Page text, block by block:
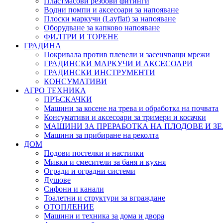
Водни помпи и аксесоари за напояване
Плоски маркучи (Layflat) за напояване
Оборудване за капково напояване
ФИЛТРИ И ТОРЕНЕ
ГРАДИНА
Покривала против плевели и засенчващи мрежи
ГРАДИНСКИ МАРКУЧИ И АКСЕСОАРИ
ГРАДИНСКИ ИНСТРУМЕНТИ
КОНСУМАТИВИ
АГРО ТЕХНИКА
ПРЪСКАЧКИ
Машини за косене на трева и обработка на почвата
Консумативи и аксесоари за тримери и косачки
МАШИНИ ЗА ПРЕРАБОТКА НА ПЛОДОВЕ И
Машини за прибиране на реколта
ДОМ
Подови постелки и настилки
Мивки и смесители за баня и кухня
Огради и оградни системи
Душове
Сифони и канали
Тоалетни и структури за вграждане
ОТОПЛЕНИЕ
Машини и техника за дома и двора